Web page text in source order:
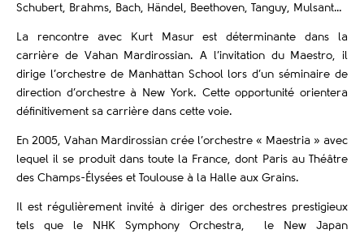
Schubert, Brahms, Bach, Händel, Beethoven, Tanguy, Mulsant…
La rencontre avec Kurt Masur est déterminante dans la
carrière de Vahan Mardirossian. A l’invitation du Maestro, il
dirige l’orchestre de Manhattan School lors d’un séminaire de
direction d’orchestre à New York. Cette opportunité orientera
définitivement sa carrière dans cette voie.
En 2005, Vahan Mardirossian crée l’orchestre « Maestria » avec
lequel il se produit dans toute la France, dont Paris au Théâtre
des Champs-Élysées et Toulouse à la Halle aux Grains.
Il est régulièrement invité à diriger des orchestres prestigieux
tels que le NHK Symphony Orchestra, le New Japan